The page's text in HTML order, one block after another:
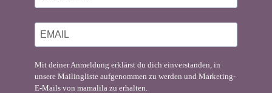
Mit deiner Anmeldung erklärst du dich einverstanden, in
unsere Mailingliste aufgenommen zu werden und Marketing-
E-Mails von mamalila zu erhalten.